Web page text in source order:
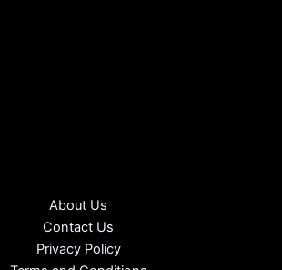
About Us
Contact Us
Privacy Policy